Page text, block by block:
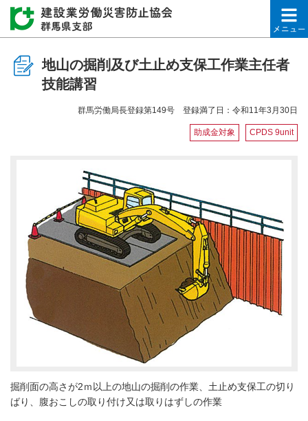
建設業労働災害防止協
地山の掘削及び土止め支保工作業主任者
技能講習
群馬労働局長登録第149号 登録満了日：令和11年3月30日
助成金対象 CPDS 9unit
掘削面の高さが2ｍ以上の地山の掘削の作業、土止め支保工の切り
ばり、腹おこしの取り付け又は取りはずしの作業